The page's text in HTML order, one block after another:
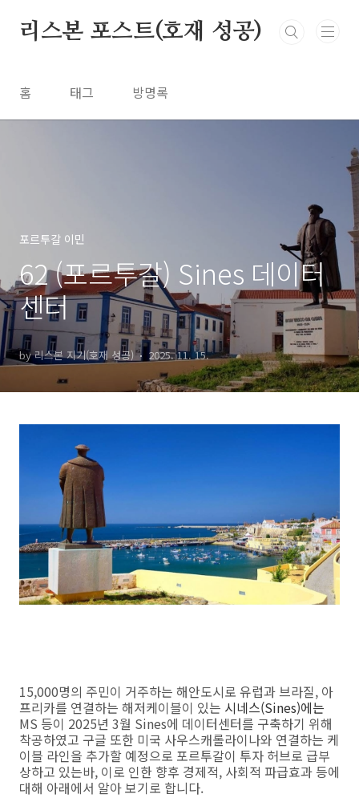
리스본 포스트(호재 성공)
홈 태그 방명록
포르투갈 이민
62 (포르투갈) Sines 데이터
센터
by 리스본 지기(호재 성공) 2025. 11. 15.
15,000명의 주민이 거주하는 해안도시로 유럽과 브라질, 아
프리카를 연결하는 해저케이블이 있는 시네스(Sines)에는
MS 등이 2025년 3월 Sines에 데이터센터를 구축하기 위해
착공하였고 구글 또한 미국 사우스캐롤라이나와 연결하는 케
이블 라인을 추가할 예정으로 포르투갈이 투자 허브로 급부
상하고 있는바, 이로 인한 향후 경제적, 사회적 파급효과 등에
대해 아래에서 알아 보기로 합니다.